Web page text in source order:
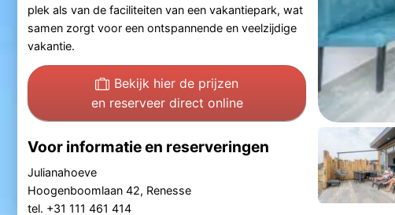
plek als van de faciliteiten van een vakantiepark, wat
samen zorgt voor een ontspannende en veelzijdige
vakantie.
Bekijk hier de prijzen
en reserveer direct online
Voor informatie en reserveringen
Julianahoeve
Hoogenboomlaan 42, Renesse
tel. +31 111 461 414